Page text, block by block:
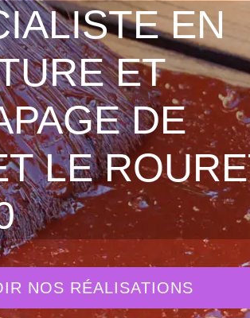
EN
ET
DE
LE
NOS RÉALISATIONS